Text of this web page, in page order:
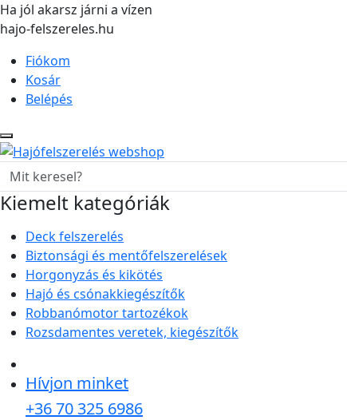
Ha jól akarsz járni a vízen
hajo-felszereles.hu
Fiókom
Kosár
Belépés
Kiemelt kategóriák
Deck felszerelés
Biztonsági és mentőfelszerelések
Horgonyzás és kikötés
Hajó és csónakkiegészítők
Robbanómotor tartozékok
Rozsdamentes veretek, kiegészítők
Hívjon minket
+36 70 325 6986